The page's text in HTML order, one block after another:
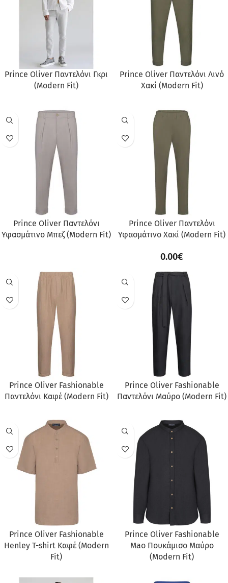
Prince Oliver Παντελόνι Γκρι
(Modern Fit)
Prince Oliver Παντελόνι Λινό
Χακί (Modern Fit)
Prince Oliver Παντελόνι
Υφασμάτινο Μπεζ (Modern Fit)
Prince Oliver Παντελόνι
Υφασμάτινο Χακί (Modern Fit)
0.00€
Prince Oliver Fashionable
Παντελόνι Καφέ (Modern Fit)
Prince Oliver Fashionable
Παντελόνι Μαύρο (Modern Fit)
Prince Oliver Fashionable
Henley T-shirt Καφέ (Modern
Fit)
Prince Oliver Fashionable
Mao Πουκάμισο Μαύρο
(Modern Fit)